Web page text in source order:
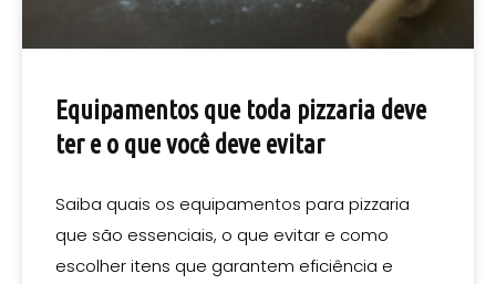
Equipamentos que toda pizzaria deve
ter e o que você deve evitar
Saiba quais os equipamentos para pizzaria
que são essenciais, o que evitar e como
escolher itens que garantem eficiência e